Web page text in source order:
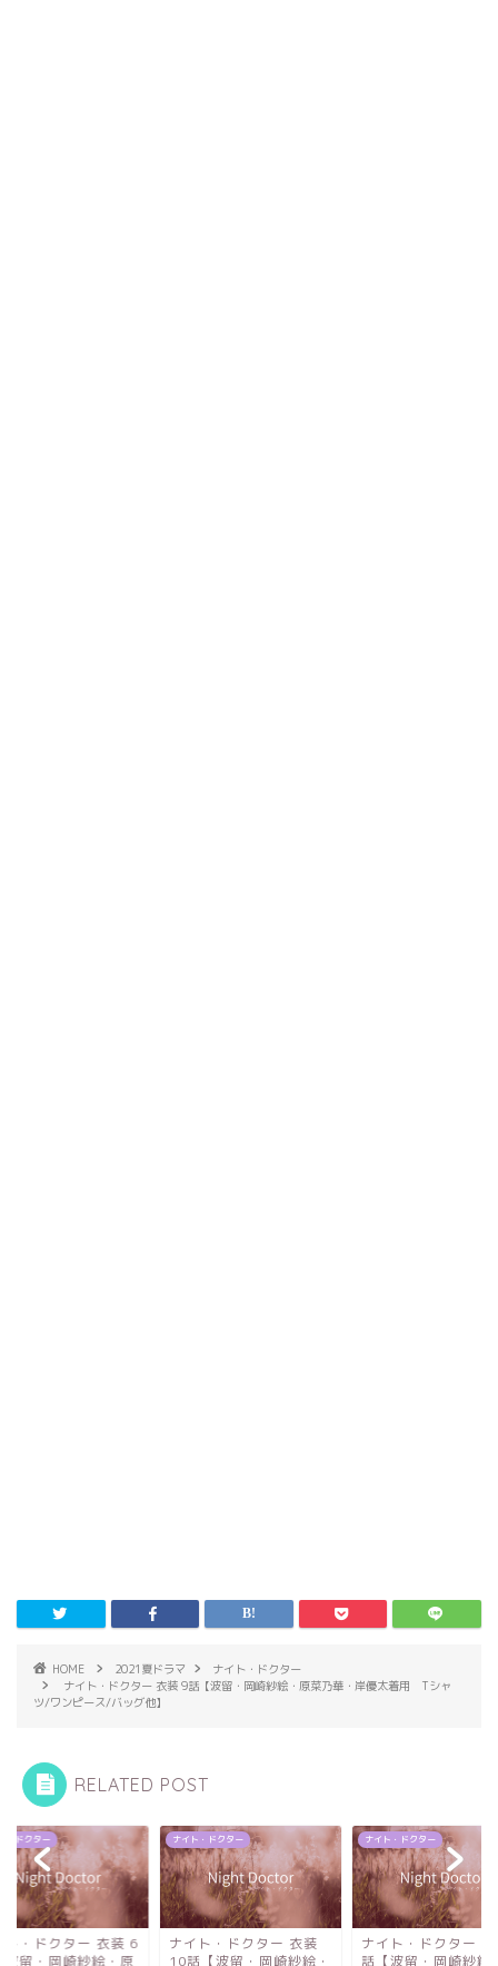
HOME 2021夏ドラマ
ナイト・ドクター
ナイト・ドクター 衣装 9話【波留・岡崎紗絵・原菜乃華・岸優太着用 Tシャ
ツ/ワンピース/バッグ他】
RELATED POST
・ドクター
ト・ドクター 衣装
【波留・岡崎紗絵・
ナイト・ドクター
ナイト・ドクター 衣装 7
話【波留・岡崎紗絵・岸
ナイト・ドクター
ナイト・ドクター
話【波留・岡崎紗絵